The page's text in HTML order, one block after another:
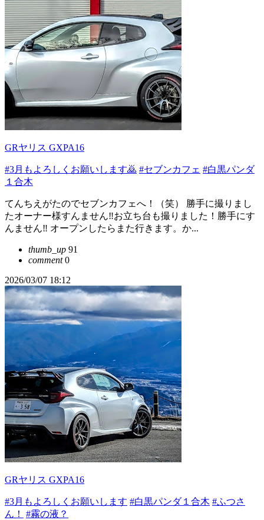
GRヤリス GXPA16
#3月もよろしくお願いします🙇 #セブンカフェ #白黒パンダ
１合木
てんちえがたのでセブンカフェへ！（笑） 勝手に撮りまし
たオーナー様すんません‼️お立ち台も撮りました！勝手にす
んません‼️ オープンしたらまた行きます。か...
thumb_up 91
comment0
2026/03/07 18:12
GRヤリス GXPA16
#3月もよろしくお願いします #白黒パンダ１合木 #ふつさ
ん！
#霧の液？